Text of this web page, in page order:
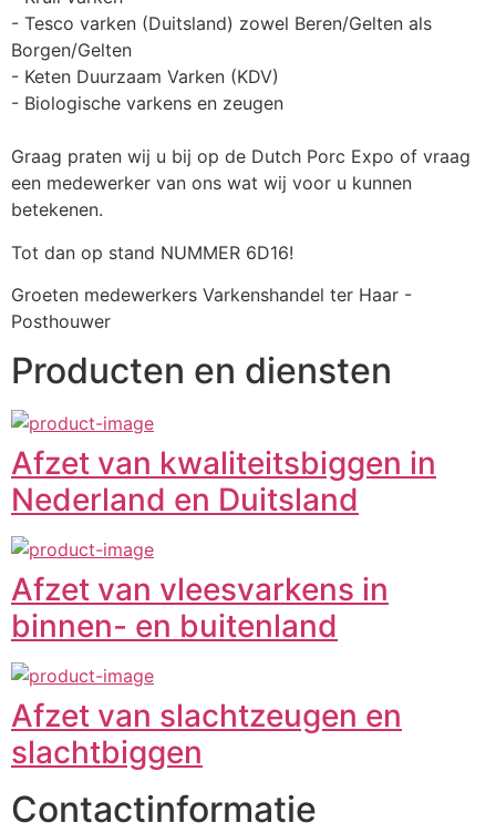
- Tesco varken (Duitsland) zowel Beren/Gelten als
Borgen/Gelten
- Keten Duurzaam Varken (KDV)
- Biologische varkens en zeugen
Graag praten wij u bij op de Dutch Porc Expo of vraag
een medewerker van ons wat wij voor u kunnen
betekenen.
Tot dan op stand NUMMER 6D16!
Groeten medewerkers Varkenshandel ter Haar -
Posthouwer
Producten en diensten
Afzet van kwaliteitsbiggen in
Nederland en Duitsland
Afzet van vleesvarkens in
binnen- en buitenland
Afzet van slachtzeugen en
slachtbiggen
Contactinformatie